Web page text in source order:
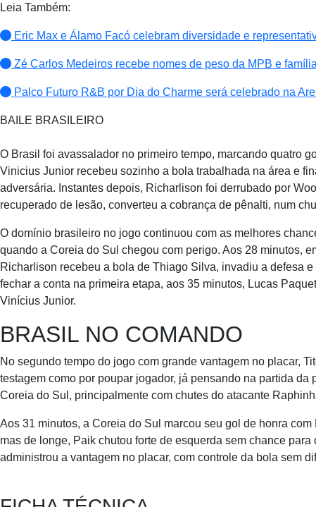
Leia Também:
Eric Max e Álamo Facó celebram diversidade e
Zé Carlos Medeiros recebe nomes de peso da MPB e
Palco Futuro R&B por Dia do Charme será celebrado na
BAILE BRASILEIRO
O Brasil foi avassalador no primeiro tempo, marcando quatro
Vinicius Junior recebeu sozinho a bola trabalhada na área e
adversária. Instantes depois, Richarlison foi derrubado por
recuperado de lesão, converteu a cobrança de pênalti, num
O domínio brasileiro no jogo continuou com as melhores
quando a Coreia do Sul chegou com perigo. Aos 28 minutos,
Richarlison recebeu a bola de Thiago Silva, invadiu a defesa
fechar a conta na primeira etapa, aos 35 minutos, Lucas
Vinícius Junior.
BRASIL NO COMANDO
No segundo tempo do jogo com grande vantagem no placar,
testagem como por poupar jogador, já pensando na partida
Coreia do Sul, principalmente com chutes do atacante
Aos 31 minutos, a Coreia do Sul marcou seu gol de honra
mas de longe, Paik chutou forte de esquerda sem chance
administrou a vantagem no placar, com controle da bola sem